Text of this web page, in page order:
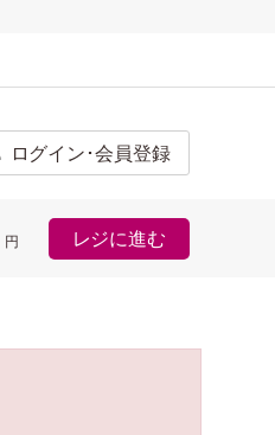
ログイン･会員登録
円 レジに進む